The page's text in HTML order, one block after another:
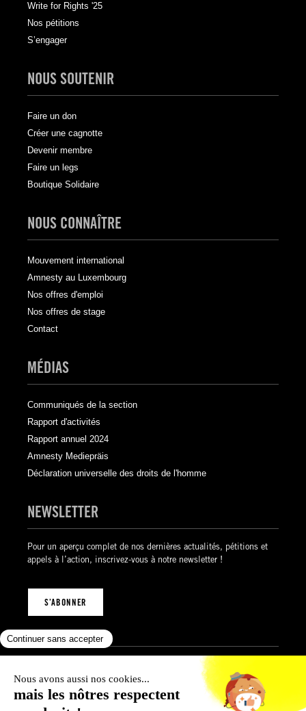
Write for Rights '25
Nos pétitions
S’engager
NOUS SOUTENIR
Faire un don
Créer une cagnotte
Devenir membre
Faire un legs
Boutique Solidaire
NOUS CONNAÎTRE
Mouvement international
Amnesty au Luxembourg
Nos offres d'emploi
Nos offres de stage
Contact
MÉDIAS
Communiqués de la section
Rapport d'activités
Rapport annuel 2024
Amnesty Mediepräis
Déclaration universelle des droits de l'homme
NEWSLETTER
Pour un aperçu complet de nos dernières actualités, pétitions et
appels à l’action, inscrivez-vous à notre newsletter !
S’ABONNER
Mentions légales
Politique de confidentialité
Politique des cookies
Conditions générales de vente